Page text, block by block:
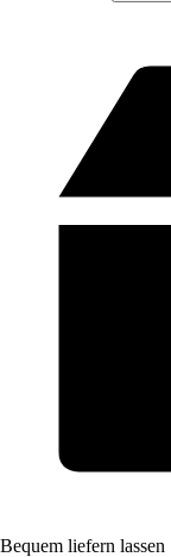
Bequem liefern lassen